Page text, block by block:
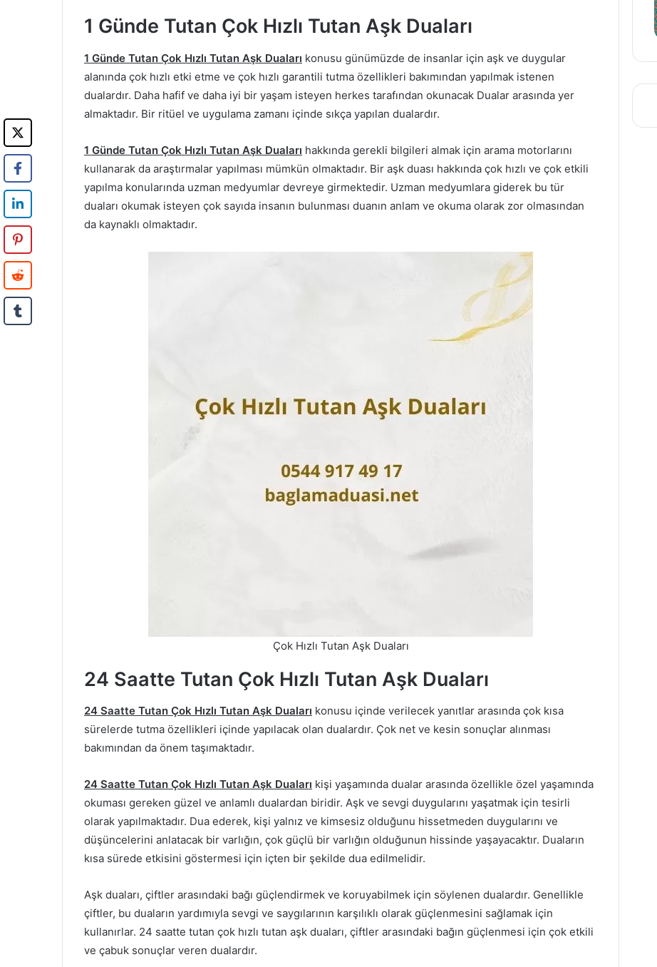
1 Günde Tutan Çok Hızlı Tutan Aşk Duaları
1 Günde Tutan Çok Hızlı Tutan Aşk Duaları konusu günümüzde de insanlar için aşk ve duygular
alanında çok hızlı etki etme ve çok hızlı garantili tutma özellikleri bakımından yapılmak istenen
dualardır. Daha hafif ve daha iyi bir yaşam isteyen herkes tarafından okunacak Dualar arasında yer
almaktadır. Bir ritüel ve uygulama zamanı içinde sıkça yapılan dualardır.
1 Günde Tutan Çok Hızlı Tutan Aşk Duaları hakkında gerekli bilgileri almak için arama motorlarını
kullanarak da araştırmalar yapılması mümkün olmaktadır. Bir aşk duası hakkında çok hızlı ve çok etkili
yapılma konularında uzman medyumlar devreye girmektedir. Uzman medyumlara giderek bu tür
duaları okumak isteyen çok sayıda insanın bulunması duanın anlam ve okuma olarak zor olmasından
da kaynaklı olmaktadır.
Çok Hızlı Tutan Aşk Duaları
24 Saatte Tutan Çok Hızlı Tutan Aşk Duaları
24 Saatte Tutan Çok Hızlı Tutan Aşk Duaları konusu içinde verilecek yanıtlar arasında çok kısa
sürelerde tutma özellikleri içinde yapılacak olan dualardır. Çok net ve kesin sonuçlar alınması
bakımından da önem taşımaktadır.
24 Saatte Tutan Çok Hızlı Tutan Aşk Duaları kişi yaşamında dualar arasında özellikle özel yaşamında
okuması gereken güzel ve anlamlı dualardan biridir. Aşk ve sevgi duygularını yaşatmak için tesirli
olarak yapılmaktadır. Dua ederek, kişi yalnız ve kimsesiz olduğunu hissetmeden duygularını ve
düşüncelerini anlatacak bir varlığın, çok güçlü bir varlığın olduğunun hissinde yaşayacaktır. Duaların
kısa sürede etkisini göstermesi için içten bir şekilde dua edilmelidir.
Aşk duaları, çiftler arasındaki bağı güçlendirmek ve koruyabilmek için söylenen dualardır. Genellikle
çiftler, bu duaların yardımıyla sevgi ve saygılarının karşılıklı olarak güçlenmesini sağlamak için
kullanırlar. 24 saatte tutan çok hızlı tutan aşk duaları, çiftler arasındaki bağın güçlenmesi için çok etkili
ve çabuk sonuçlar veren dualardır.